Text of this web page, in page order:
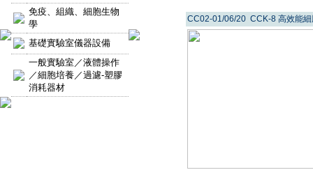
免疫、組織、細胞生物
學
基礎實驗室儀器設備
一般實驗室／液體操作
／細胞培養／過濾-塑膠
消耗器材
CC02-01/06/20 CCK-8 高效能細